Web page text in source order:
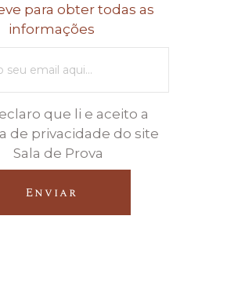
para obter todas as
informações
que li e aceito a
de privacidade do site
Sala de Prova
Enviar